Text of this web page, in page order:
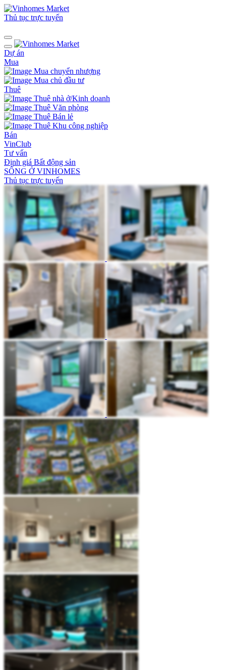
Thủ tục trực tuyến
Dự án
Mua
Mua chuyển nhượng
Mua chủ đầu tư
Thuê
Thuê nhà ở/Kinh doanh
Thuê Văn phòng
Thuê Bán lẻ
Thuê Khu công nghiệp
Bán
VinClub
Tư vấn
Định giá Bất động sản
SỐNG Ở VINHOMES
Thủ tục trực tuyến